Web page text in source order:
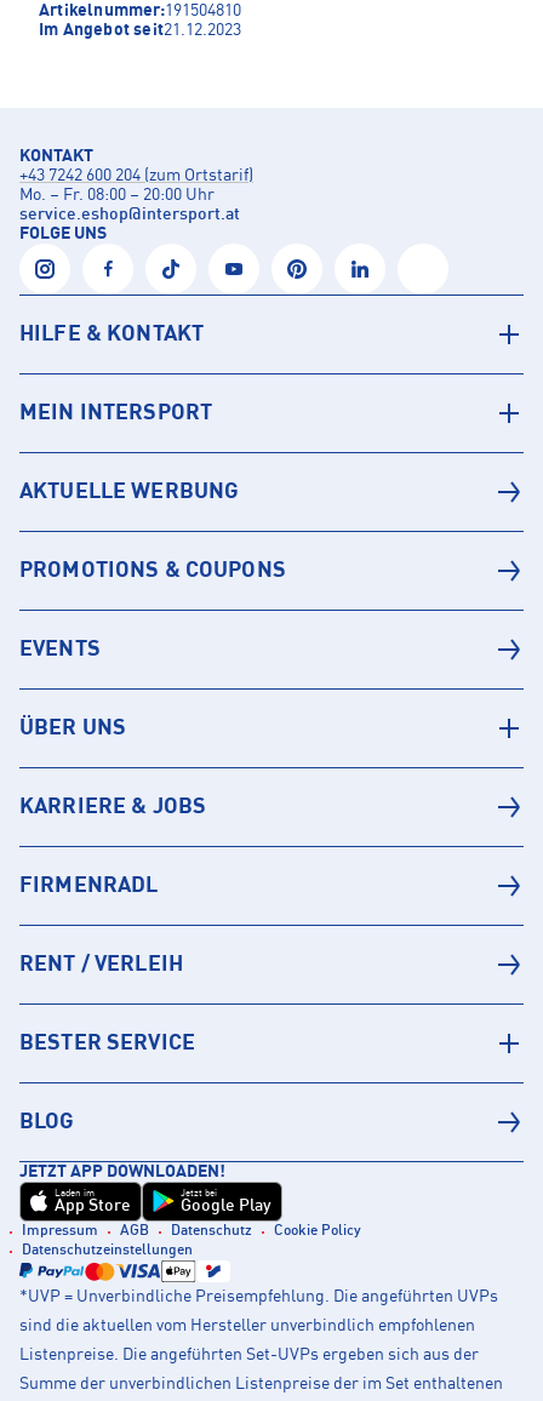
Artikelnummer:191504810
Im Angebot seit21.12.2023
KONTAKT
+43 7242 600 204 (zum Ortstarif)
Mo. – Fr. 08:00 – 20:00 Uhr
service.eshop@intersport.at
FOLGE UNS
HILFE & KONTAKT
MEIN INTERSPORT
AKTUELLE WERBUNG
PROMOTIONS & COUPONS
EVENTS
ÜBER UNS
KARRIERE & JOBS
FIRMENRADL
RENT / VERLEIH
BESTER SERVICE
BLOG
JETZT APP DOWNLOADEN!
Laden im
App Store
Jetzt bei
Google Play
Impressum AGB Datenschutz
Cookie Policy
Datenschutzeinstellungen
*UVP = Unverbindliche Preisempfehlung. Die angeführten UVPs
sind die aktuellen vom Hersteller unverbindlich empfohlenen
Listenpreise. Die angeführten Set-UVPs ergeben sich aus der
Summe der unverbindlichen Listenpreise der im Set enthaltenen